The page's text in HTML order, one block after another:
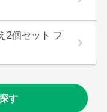
2個セット フ
す